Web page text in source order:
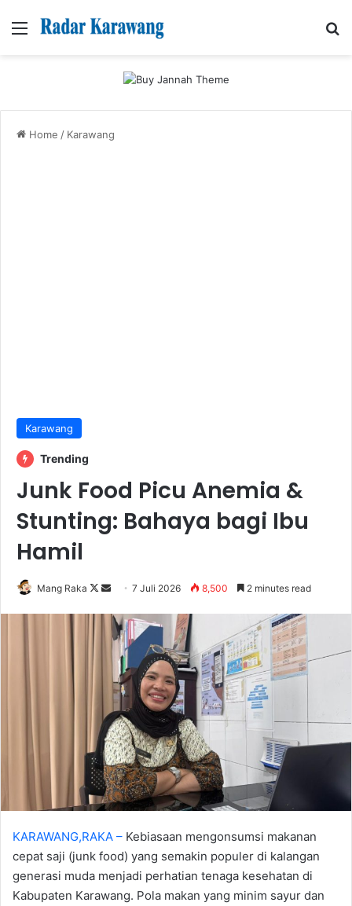
Menu
Home / Karawang
Karawang
Trending
Junk Food Picu Anemia &
Stunting: Bahaya bagi Ibu
Hamil
Mang Raka
Follow
Send
email
7 Juli 2026 8,500 2 minutes read
KARAWANG,RAKA – Kebiasaan mengonsumsi makanan
cepat saji (junk food) yang semakin populer di kalangan
generasi muda menjadi perhatian tenaga kesehatan di
Kabupaten Karawang. Pola makan yang minim sayur dan